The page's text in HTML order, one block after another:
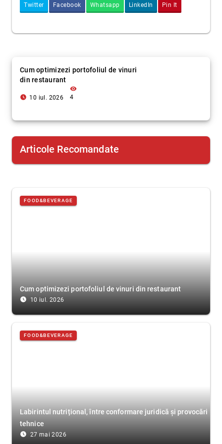
Twitter Facebook Whatsapp LinkedIn Pin It
Cum optimizezi portofoliul de vinuri
din restaurant
access_time_filled 10 iul. 2026
visibility
4
Articole Recomandate
FOOD&BEVERAGE
Cum optimizezi portofoliul de vinuri din restaurant
access_time_filled 10 iul. 2026
FOOD&BEVERAGE
Labirintul nutrițional, între conformare juridică și provocări
tehnice
access_time_filled 27 mai 2026